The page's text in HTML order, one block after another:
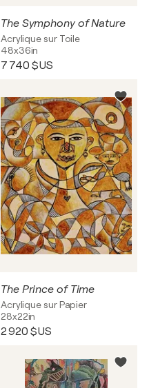
The Symphony of Nature
Acrylique sur Toile
48x36in
7 740 $US
The Prince of Time
Acrylique sur Papier
28x22in
2 920 $US